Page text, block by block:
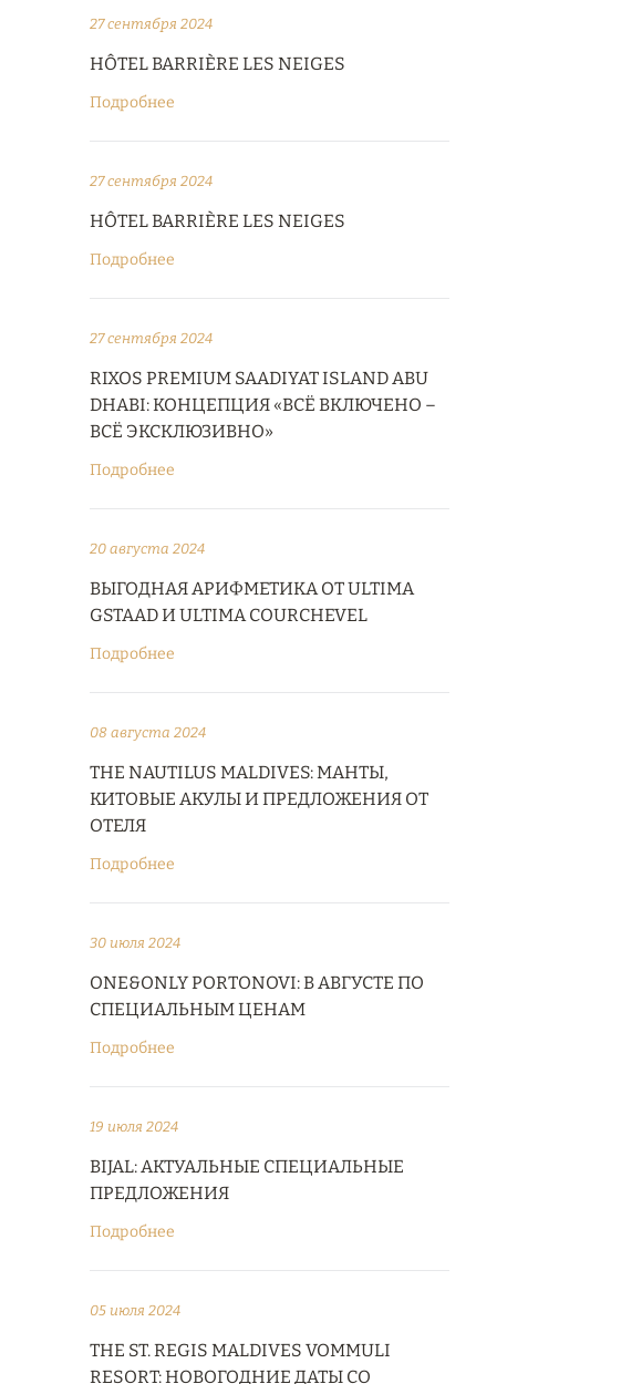
27 сентября 2024
HÔTEL BARRIÈRE LES NEIGES
Подробнее
27 сентября 2024
HÔTEL BARRIÈRE LES NEIGES
Подробнее
27 сентября 2024
RIXOS PREMIUM SAADIYAT ISLAND ABU
DHABI: КОНЦЕПЦИЯ «ВСЁ ВКЛЮЧЕНО –
ВСЁ ЭКСКЛЮЗИВНО»
Подробнее
20 августа 2024
ВЫГОДНАЯ АРИФМЕТИКА ОТ ULTIMA
GSTAAD И ULTIMA COURCHEVEL
Подробнее
08 августа 2024
THE NAUTILUS MALDIVES: МАНТЫ,
КИТОВЫЕ АКУЛЫ И ПРЕДЛОЖЕНИЯ ОТ
ОТЕЛЯ
Подробнее
30 июля 2024
ONE&ONLY PORTONOVI: В АВГУСТЕ ПО
СПЕЦИАЛЬНЫМ ЦЕНАМ
Подробнее
19 июля 2024
BIJAL: АКТУАЛЬНЫЕ СПЕЦИАЛЬНЫЕ
ПРЕДЛОЖЕНИЯ
Подробнее
05 июля 2024
THE ST. REGIS MALDIVES VOMMULI
RESORT: НОВОГОДНИЕ ДАТЫ СО